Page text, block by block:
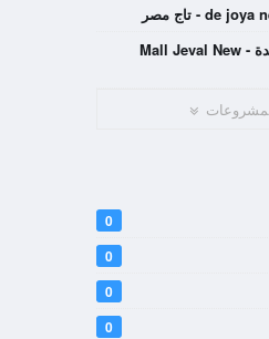
مول جيفال العاصمة الادارية الجديدة - Mall Jeval New
0
0
0
0